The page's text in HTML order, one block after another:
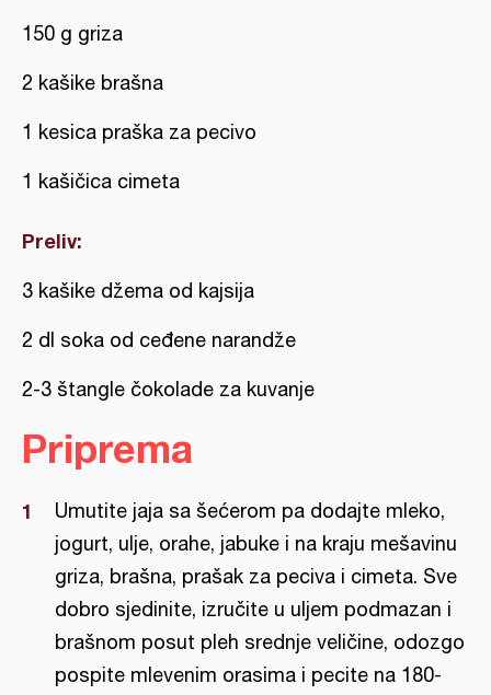
150 g griza
2 kašike brašna
1 kesica praška za pecivo
1 kašičica cimeta
Preliv:
3 kašike džema od kajsija
2 dl soka od ceđene narandže
2-3 štangle čokolade za kuvanje
Priprema
Umutite jaja sa šećerom pa dodajte mleko,
jogurt, ulje, orahe, jabuke i na kraju mešavinu
griza, brašna, prašak za peciva i cimeta. Sve
dobro sjedinite, izručite u uljem podmazan i
brašnom posut pleh srednje veličine, odozgo
pospite mlevenim orasima i pecite na 180-